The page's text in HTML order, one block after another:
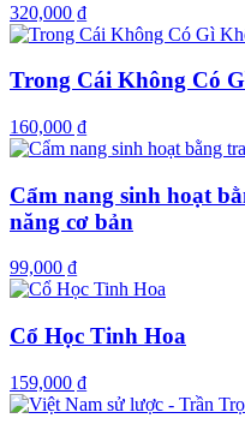
320,000 ₫
Trong Cái Không Có
160,000 ₫
Cẩm nang sinh hoạt
năng cơ bản
99,000 ₫
Cổ Học Tinh Hoa
159,000 ₫